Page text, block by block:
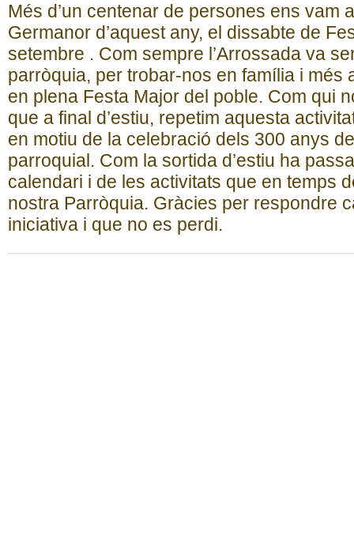
Més d’un centenar de persones ens vam
Germanor d’aquest any, el dissabte de
setembre . Com sempre l’Arrossada va
parròquia, per trobar-nos en família i més
en plena Festa Major del poble. Com qui
que a final d’estiu, repetim aquesta
en motiu de la celebració dels 300 anys
parroquial. Com la sortida d’estiu ha
calendari i de les activitats que en temps
nostra Parròquia. Gràcies per respondre
iniciativa i que no es perdi.